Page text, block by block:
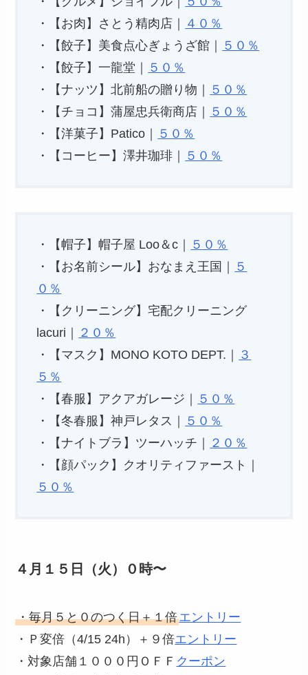
・【お肉】さとう精肉店｜ ４０％
・【餃子】美食点心ぎょうざ館｜ ５０％
・【餃子】一龍堂｜ ５０％
・【ナッツ】北前船の贈り物｜ ５０％
・【チョコ】蒲屋忠兵衛商店｜ ５０％
・【洋菓子】Patico｜ ５０％
・【コーヒー】澤井珈琲｜ ５０％
・【帽子】帽子屋 Loo＆c｜
５０％
・【お名前シール】おなまえ王国｜
５
０％
・【クリーニング】宅配クリーニング
lacuri｜
２０％
・【マスク】MONO KOTO DEPT.｜
３
５％
・【春服】アクアガレージ｜
５０％
・【冬春服】神戸レタス｜
５０％
・【ナイトブラ】ツーハッチ｜
２０％
・【顔パック】クオリティファースト｜
５０％
４月１５日（火）０時〜
・毎月５と０のつく日＋１倍エントリー
・Ｐ変倍（4/15 24h）＋９倍エントリー
・対象店舗１０００円ＯＦＦ クーポン